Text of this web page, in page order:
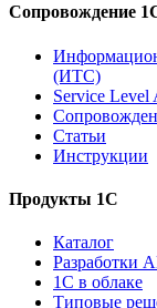
Сопровождение
(ИТС)
Service Level
Статьи
Инструкции
Продукты 1С
Каталог
1С в облаке
Типовые